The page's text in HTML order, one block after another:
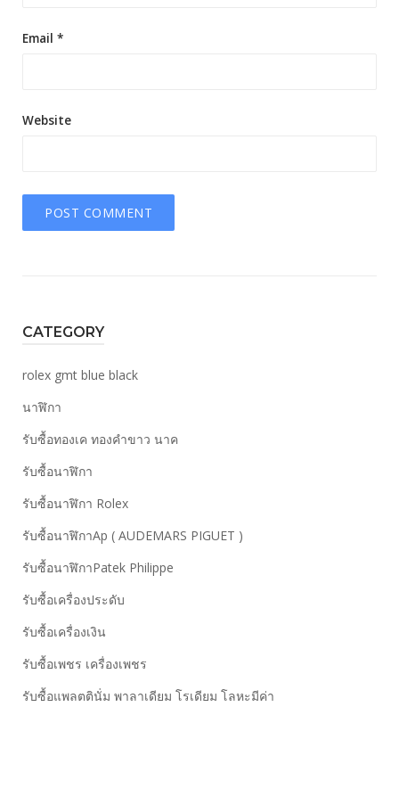
Email *
Website
CATEGORY
rolex gmt blue black
นาฬิกา
รับซื้อทองเค ทองคำขาว นาค
รับซื้อนาฬิกา
รับซื้อนาฬิกา Rolex
รับซื้อนาฬิกาAp ( AUDEMARS PIGUET )
รับซื้อนาฬิกาPatek Philippe
รับซื้อเครื่องประดับ
รับซื้อเครื่องเงิน
รับซื้อเพชร เครื่องเพชร
รับซื้อแพลตตินั่ม พาลาเดียม โรเดียม โลหะมีค่า